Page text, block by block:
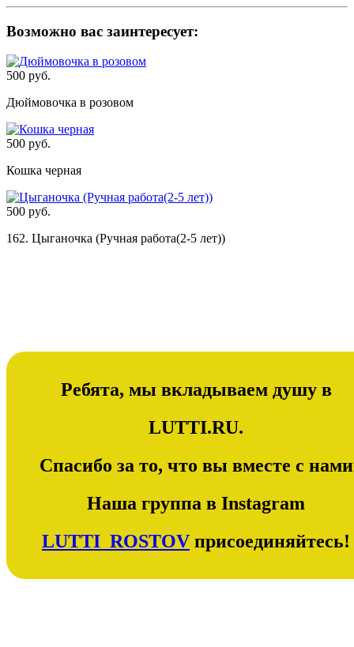
Возможно вас заинтересует:
500 руб.
Дюймовочка в розовом
500 руб.
Кошка черная
500 руб.
162. Цыганочка (Ручная работа(2-5 лет))
Ребята, мы вкладываем душу в
LUTTI.RU.
Спасибо за то, что вы вместе с нами
Наша группа в Instagram
LUTTI_ROSTOV присоединяйтесь!